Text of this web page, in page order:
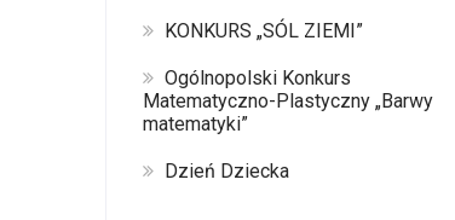
KONKURS „SÓL ZIEMI”
Ogólnopolski Konkurs
Matematyczno-Plastyczny „Barwy
matematyki”
Dzień Dziecka